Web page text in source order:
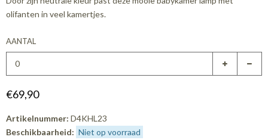
olifanten in veel kamertjes.
AANTAL
€69,90
Artikelnummer: D4KHL23
Beschikbaarheid: Niet op voorraad